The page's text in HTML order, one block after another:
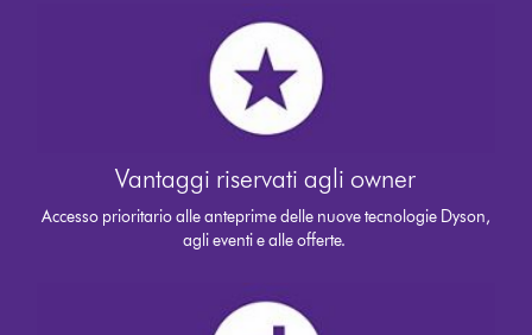
Vantaggi riservati agli owner
Accesso prioritario alle anteprime delle nuove tecnologie Dyson,
agli eventi e alle offerte.